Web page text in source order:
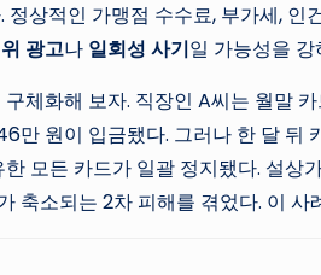
상적인 가맹점 수수료, 부가세,
광고나 일회성 사기일 가능성을
체화해 보자. 직장인 A씨는 월말
만 원이 입금됐다. 그러나 한 달
모든 카드가 일괄 정지됐다. 설
축소되는 2차 피해를 겪었다. 이 사